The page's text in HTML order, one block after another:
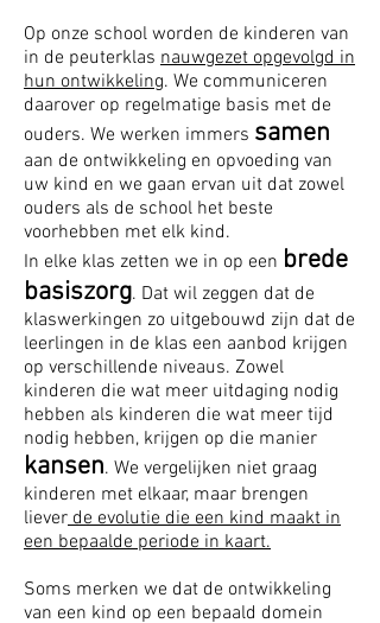
Op onze school worden de kinderen van
in de peuterklas nauwgezet opgevolgd in
hun ontwikkeling. We communiceren
daarover op regelmatige basis met de
ouders. We werken immers samen
aan de ontwikkeling en opvoeding van
uw kind en we gaan ervan uit dat zowel
ouders als de school het beste
voorhebben met elk kind.
In elke klas zetten we in op een brede
basiszorg. Dat wil zeggen dat de
klaswerkingen zo uitgebouwd zijn dat de
leerlingen in de klas een aanbod krijgen
op verschillende niveaus. Zowel
kinderen die wat meer uitdaging nodig
hebben als kinderen die wat meer tijd
nodig hebben, krijgen op die manier
kansen. We vergelijken niet graag
kinderen met elkaar, maar brengen
lieverde evolutie die een kind maakt in
een bepaalde periode in kaart.
Soms merken we dat de ontwikkeling
van een kind op een bepaald domein